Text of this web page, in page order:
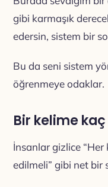
gibi karmaşık
edersin, sistem bir
Bu da seni sistem
öğrenmeye odaklar.
Bir kelime
İnsanlar gizlice
edilmeli” gibi net bir